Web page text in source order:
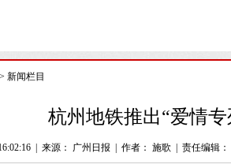
> 新闻栏目
杭州地铁推出“爱情
来源： 广州日报 作者： 施歌 责任编辑